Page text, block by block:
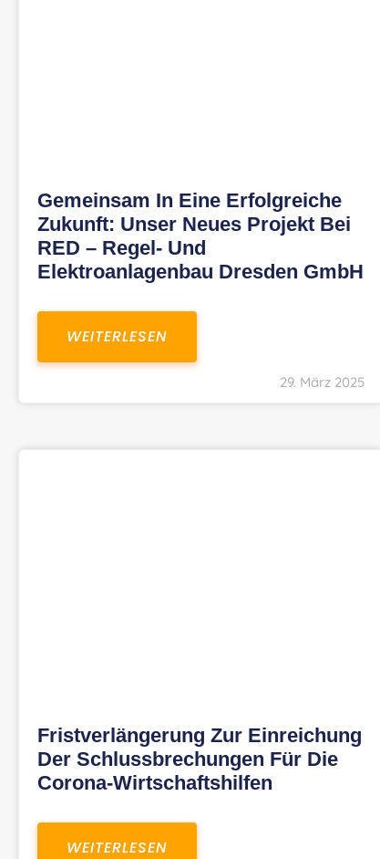
Gemeinsam In Eine Erfolgreiche
Zukunft: Unser Neues Projekt Bei
RED – Regel- Und
Elektroanlagenbau Dresden GmbH
WEITERLESEN
29. März 2025
Fristverlängerung Zur Einreichung
Der Schlussbrechungen Für Die
Corona-Wirtschaftshilfen
WEITERLESEN